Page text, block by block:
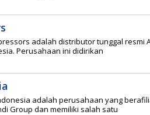
adalah distributor tunggal resmi
Perusahaan ini didirikan
adalah perusahaan yang
Group dan memiliki salah satu